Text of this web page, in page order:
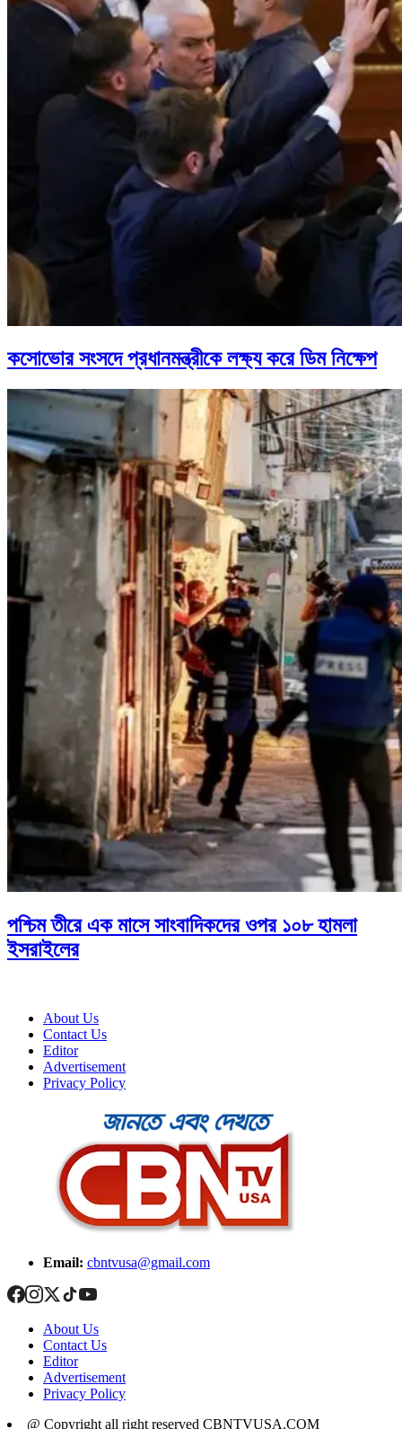
কসোভোর সংসদে প্রধানমন্ত্রীকে লক্ষ্য করে ডিম নিক্ষেপ
পশ্চিম তীরে এক মাসে সাংবাদিকদের ওপর ১০৮ হামলা
ইসরাইলের
About Us
Contact Us
Editor
Advertisement
Privacy Policy
Email: cbntvusa@gmail.com
About Us
Contact Us
Editor
Advertisement
Privacy Policy
@ Copyright all right reserved CBNTVUSA.COM